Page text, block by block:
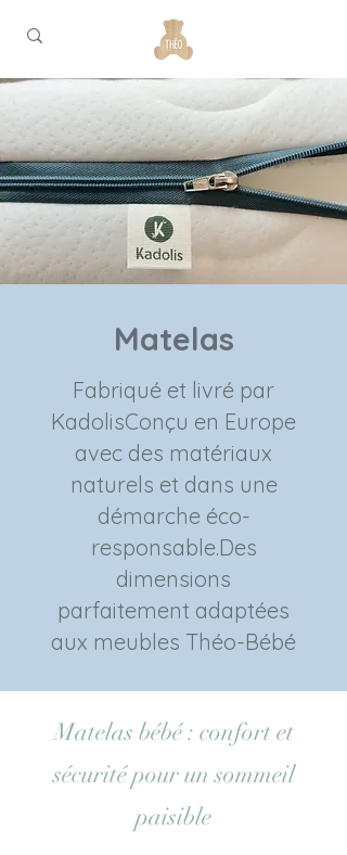
Matelas
Fabriqué et livré par
KadolisConçu en Europe
avec des matériaux
naturels et dans une
démarche éco-
responsable.Des
dimensions
parfaitement adaptées
aux meubles Théo-Bébé
Matelas bébé : confort et
sécurité pour un sommeil
paisible